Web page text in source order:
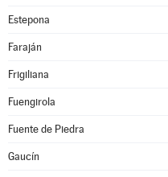
Estepona
Faraján
Frigiliana
Fuengirola
Fuente de Piedra
Gaucín